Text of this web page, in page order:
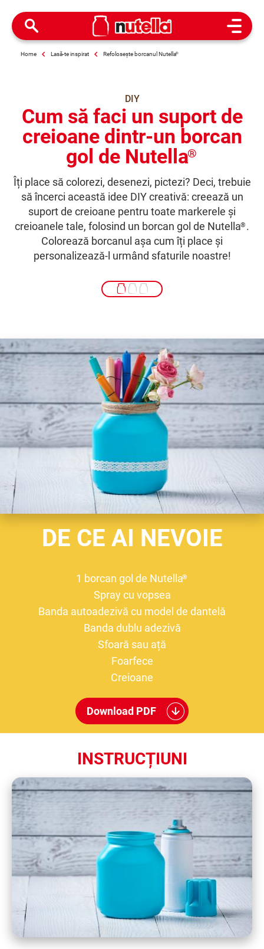
Open
Home Lasă-te inspirat Refolosește borcanul Nutella®
DIY
Cum să faci un suport de
creioane dintr-un borcan
gol de Nutella®
Îți place să colorezi, desenezi, pictezi? Deci, trebuie
să încerci această idee DIY creativă: creează un
suport de creioane pentru toate markerele și
creioanele tale, folosind un borcan gol de Nutella® .
Colorează borcanul așa cum îți place și
personalizează-l urmând sfaturile noastre!
DE CE AI NEVOIE
1 borcan gol de Nutella®
Spray cu vopsea
Banda autoadezivă cu model de dantelă
Banda dublu adezivă
Sfoară sau ață
Foarfece
Creioane
Download PDF
INSTRUCȚIUNI